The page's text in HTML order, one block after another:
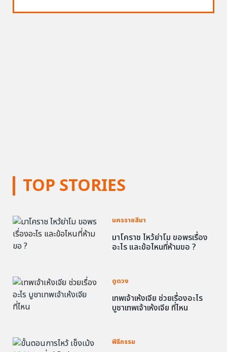
TOP STORIES
นครราชสีมา
มาโคราช ไหว้ย่าโม ขอพรเรื่อง
อะไร และข้อไหนที่ห้ามขอ ?
ดูดวง
เทพเจ้าเห้งเจีย ช่วยเรื่องอะไร
บูชาเทพเจ้าเห้งเจีย ที่ไหน
พิธีกรรม